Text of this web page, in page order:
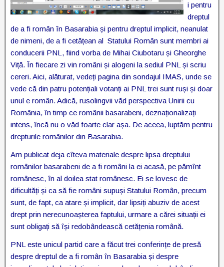
i pentru
dreptul
de a fi român în Basarabia și pentru dreptul implicit, neanulat
de nimeni, de a fi cetățean al Statului Român sunt membri ai
conducerii PNL, fiind vorba de Mihai Ciubotaru și Gheorghe
Viță. În fiecare zi vin români și alogeni la sediul PNL și scriu
cereri. Aici, alăturat, vedeți pagina din sondajul IMAS, unde se
vede că din patru potențiali votanți ai PNL trei sunt ruși și doar
unul e român. Adică, rusolingvii văd perspectiva Unirii cu
România, în timp ce românii basarabeni, deznaționalizați
intens, încă nu o văd foarte clar așa. De aceea, luptăm pentru
drepturile românilor din Basarabia.
Am publicat deja cîteva materiale despre lipsa dreptului
românilor basarabeni de a fi români la ei acasă, pe pămînt
românesc, în al doilea stat românesc. Ei se lovesc de
dificultăți și ca să fie români supuși Statului Român, precum
sunt, de fapt, ca atare și implicit, dar lipsiți abuziv de acest
drept prin nerecunoașterea faptului, urmare a cărei situații ei
sunt obligați să își redobândească cetățenia română.
PNL este unicul partid care a făcut trei conferințe de presă
despre dreptul de a fi român în Basarabia și despre